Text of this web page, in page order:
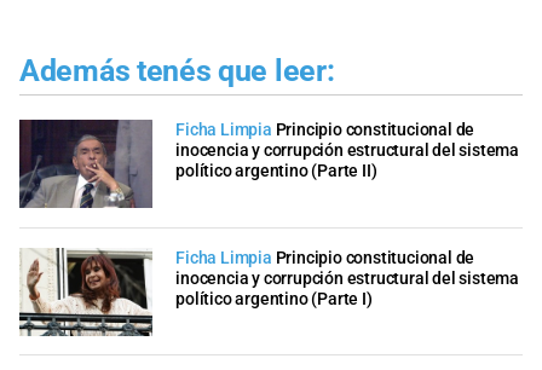
Además tenés que leer:
Ficha Limpia Principio constitucional de
inocencia y corrupción estructural del sistema
político argentino (Parte II)
Ficha Limpia Principio constitucional de
inocencia y corrupción estructural del sistema
político argentino (Parte I)